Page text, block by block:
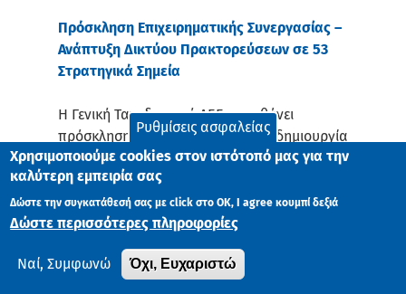
Πρόσκληση Επιχειρηματικής Συνεργασίας –
Ανάπτυξη Δικτύου Πρακτορεύσεων σε 53
Στρατηγικά Σημεία
Η Γενική Ταχυδρομική ΑΕΕ απευθύνει
πρόσκληση ενδιαφέροντος για τη δημιουργία
νέων αποκλειστικών πρακτορείων και
σημείων εξυπηρέτησης (Pickup Points) σε 14
γεωγραφικές περιοχές της χώρας. Πρόκειται
για μια ολοκληρωμένη επιχειρηματική
ηγετικού ονόματος με ένα εγγυημένο πλαίσιο
Ρυθμίσεις ασφαλείας
Χρησιμοποιούμε cookies στον ιστότοπό μας για την
καλύτερη εμπειρία σας
Δώστε την συγκατάθεσή σας με click στο ΟK, I agree κουμπί δεξιά
Δώστε περισσότερες πληροφορίες
Ναί, Συμφωνώ Όχι, Ευχαριστώ